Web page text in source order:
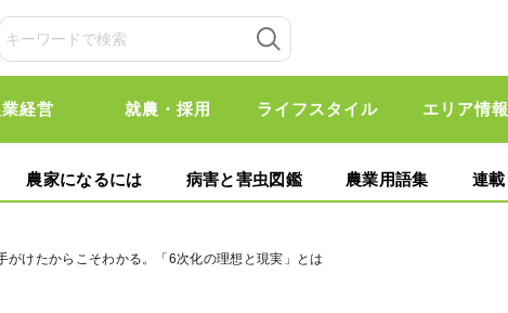
経営 就農・採用 ライフスタイル エリア情報
農家になるには 病害と害虫図鑑 農業用語集 連載
けたからこそわかる。「6次化の理想と現実」とは